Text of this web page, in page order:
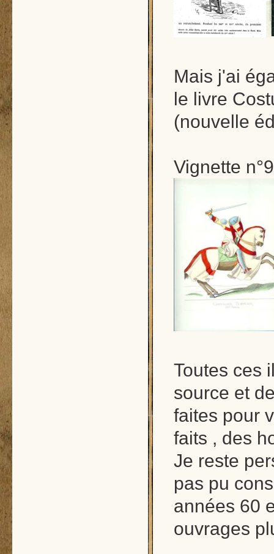
Mais j'ai
le livre
(nouvelle
Vignette
Toutes ces
source et
faites pour
faits , des
Je reste
pas pu
années 60
ouvrages